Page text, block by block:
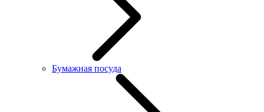
Бумажная посуда